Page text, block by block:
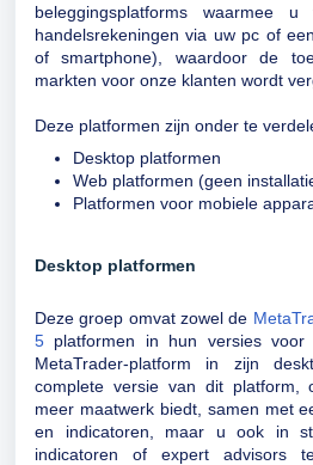
beleggingsplatforms waarmee
handelsrekeningen via uw pc of
of smartphone), waardoor de
markten voor onze klanten wordt
Deze platformen zijn onder te
Desktop platformen
Web platformen (geen
Platformen voor mobiele
Desktop platformen
Deze groep omvat zowel de
5 platformen in hun versies
MetaTrader-platform in zijn
complete versie van dit platform,
meer maatwerk biedt, samen met
en indicatoren, maar u ook in
indicatoren of expert advisors